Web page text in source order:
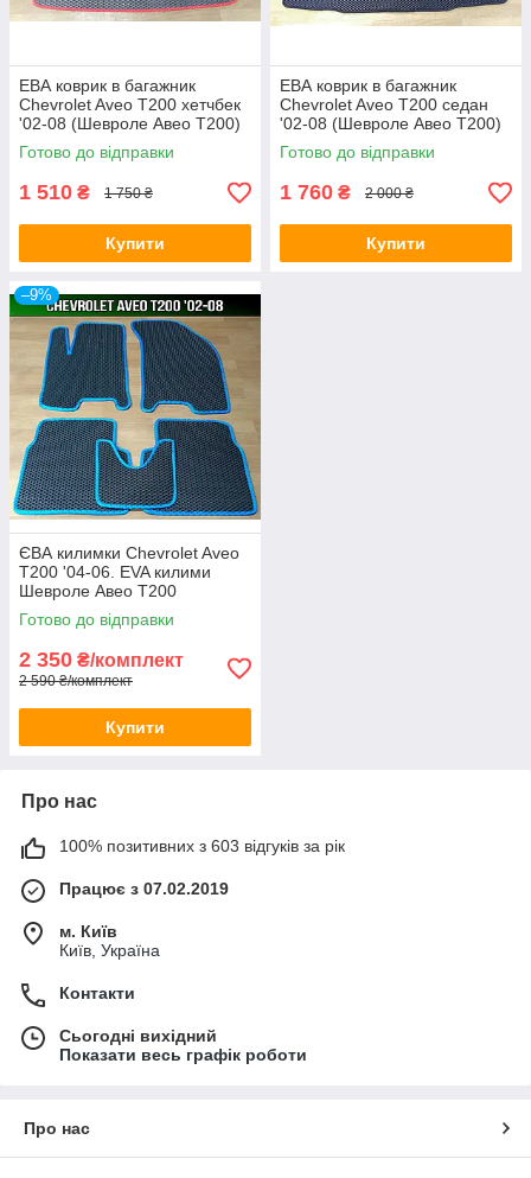
ЕВА коврик в багажник
Chevrolet Aveo Т200 хетчбек
'02-08 (Шевроле Авео Т200)
Готово до відправки
1 510 ₴ 1 750 ₴
Купити
ЕВА коврик в багажник
Chevrolet Aveo Т200 седан
'02-08 (Шевроле Авео Т200)
Готово до відправки
1 760 ₴ 2 000 ₴
Купити
–9%
ЄВА килимки Chevrolet Aveo
T200 '04-06. EVA килими
Шевроле Авео Т200
Готово до відправки
2 350 ₴/комплект
2 590 ₴/комплект
Купити
Про нас
100% позитивних з 603 відгуків за рік
Працює з 07.02.2019
м. Київ
Київ, Україна
Контакти
Сьогодні вихідний
Показати весь графік роботи
Про нас